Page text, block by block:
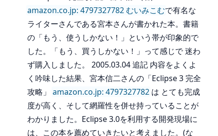
amazon.co.jp: 4797327782むいみこむで有名な
ライターさんである宮本さんが書かれた本。書籍
の「もう、使うしかない！」という帯が印象的で
した。「もう、買うしかない！」って感じで 迷わ
ず購入しました。 2005.03.04 追記 内容をよくよ
く吟味した結果、宮本信二さんの「Eclipse 3 完全
攻略」 amazon.co.jp: 4797327782 は とても完成
度が高く、そして網羅性を併せ持っていることが
わかりました。Eclipse 3.0を利用する開発現場に
は、この本を薦めていきたいと考えました。(な